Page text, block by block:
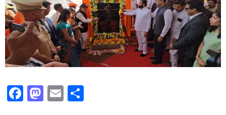
F
M E